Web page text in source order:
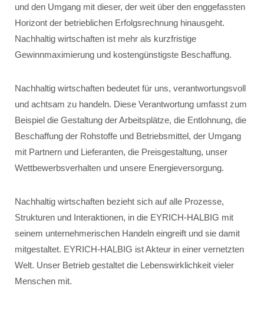
und den Umgang mit dieser, der weit über den enggefassten
Horizont der betrieblichen Erfolgsrechnung hinausgeht.
Nachhaltig wirtschaften ist mehr als kurzfristige
Gewinnmaximierung und kostengünstigste Beschaffung.
Nachhaltig wirtschaften bedeutet für uns, verantwortungsvoll
und achtsam zu handeln. Diese Verantwortung umfasst zum
Beispiel die Gestaltung der Arbeitsplätze, die Entlohnung, die
Beschaffung der Rohstoffe und Betriebsmittel, der Umgang
mit Partnern und Lieferanten, die Preisgestaltung, unser
Wettbewerbsverhalten und unsere Energieversorgung.
Nachhaltig wirtschaften bezieht sich auf alle Prozesse,
Strukturen und Interaktionen, in die EYRICH-HALBIG mit
seinem unternehmerischen Handeln eingreift und sie damit
mitgestaltet. EYRICH-HALBIG ist Akteur in einer vernetzten
Welt. Unser Betrieb gestaltet die Lebenswirklichkeit vieler
Menschen mit.